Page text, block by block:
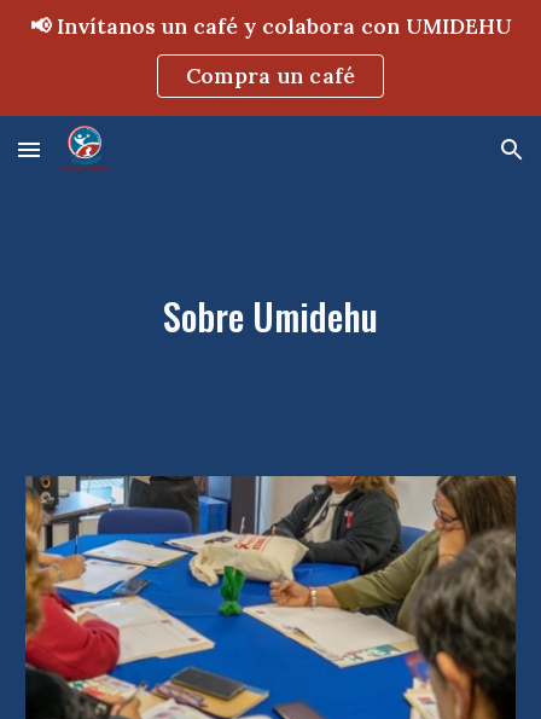
📢 Invítanos un café y colabora con UMIDEHU
Compra un café
Sobre Umidehu